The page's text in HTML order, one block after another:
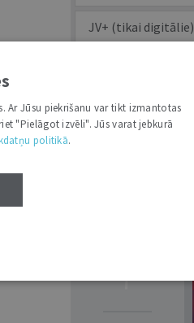
JV+ (tikai digitālie)
7
Ar Jūsu piekrišanu var tikt izmantotas
"Pielāgot izvēli". Jūs varat jebkurā
politikā.